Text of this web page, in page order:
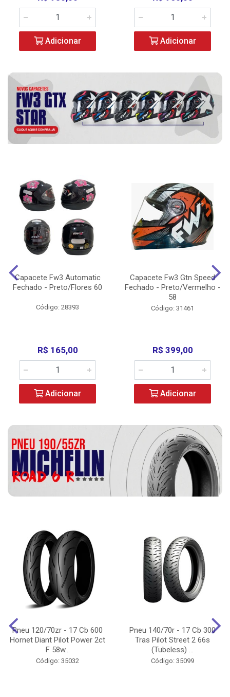
Adicionar Adicionar
Capacete Fw3 Automatic
Fechado - Preto/Flores 60
Código: 28393
R$ 165,00
Adicionar
Capacete Fw3 Gtn Speed
Fechado - Preto/Vermelho -
58
Código: 31461
R$ 399,00
Adicionar
Pneu 120/70zr - 17 Cb 600
Hornet Diant Pilot Power 2ct
F 58w...
Código: 35032
Pneu 140/70r - 17 Cb 300
Tras Pilot Street 2 66s
(Tubeless) ...
Código: 35099